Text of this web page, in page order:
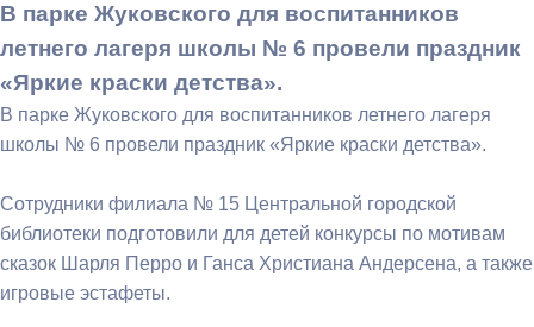
В парке Жуковского для воспитанников
летнего лагеря школы № 6 провели праздник
«Яркие краски детства».
В парке Жуковского для воспитанников летнего лагеря
школы № 6 провели праздник «Яркие краски детства».
Сотрудники филиала № 15 Центральной городской
библиотеки подготовили для детей конкурсы по мотивам
сказок Шарля Перро и Ганса Христиана Андерсена, а также
игровые эстафеты.